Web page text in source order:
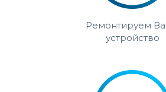
Ремонтируем
устройство